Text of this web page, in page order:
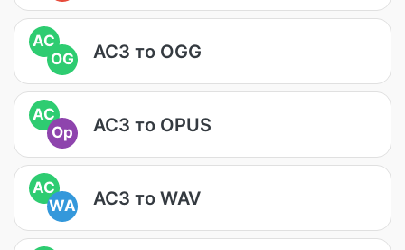
AC
OG
AC3 то OGG
AC
Op
AC3 то OPUS
AC
WA
AC3 то WAV